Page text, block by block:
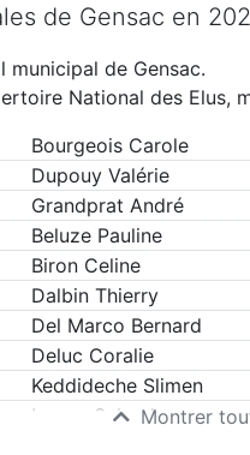
de Gensac en
municipal de Gensac.
National des Elus,
Bourgeois Carole
Dupouy Valérie
Grandprat André
Beluze Pauline
Biron Celine
Dalbin Thierry
Del Marco Bernard
Deluc Coralie
Keddideche Slimen
Lopez SalvadorMontrer